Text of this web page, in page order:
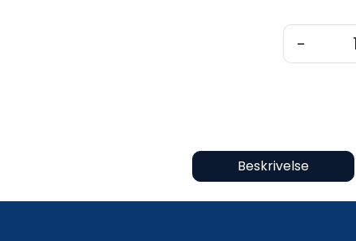
-
Beskrivelse